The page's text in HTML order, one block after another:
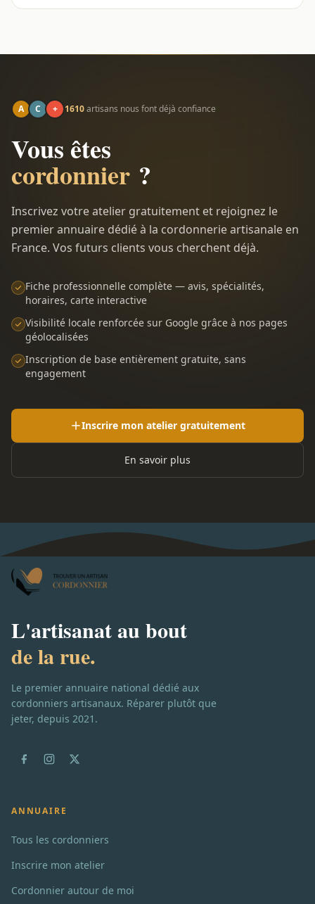
A C + 1610artisans nous font déjà confiance
Vous êtes
cordonnier ?
Inscrivez votre atelier gratuitement et rejoignez le
premier annuaire dédié à la cordonnerie artisanale en
France. Vos futurs clients vous cherchent déjà.
Fiche professionnelle complète — avis, spécialités,
horaires, carte interactive
Visibilité locale renforcée sur Google grâce à nos pages
géolocalisées
Inscription de base entièrement gratuite, sans
engagement
Inscrire mon atelier gratuitement
En savoir plus
L'artisanat au bout
de la rue.
Le premier annuaire national dédié aux
cordonniers artisanaux. Réparer plutôt que
jeter, depuis 2021.
ANNUAIRE
Tous les cordonniers
Inscrire mon atelier
Cordonnier autour de moi